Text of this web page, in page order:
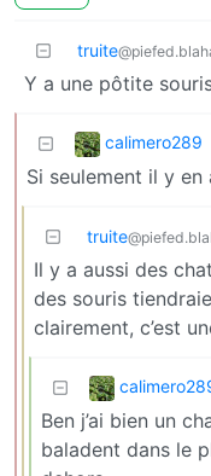
truite
Y a une pôtite
calimero289
Si seulement il y en
truite
Il y a aussi des
des souris
clairement, c’est
Ben j’ai bien un
baladent dans le